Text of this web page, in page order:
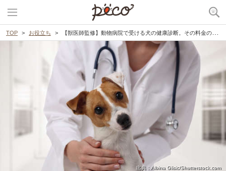
TOP お役立ち 【獣医師監修】動物病院で受ける犬の健康診断。その料金の相場について
出典 : Albina Glisic/Shutterstock.com